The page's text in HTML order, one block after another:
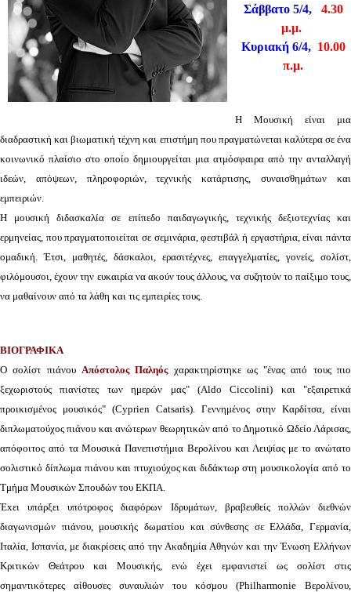
Σάββατο 5/4, 4.30
μ.μ.
Κυριακή 6/4, 10.00
π.μ.
Η Μουσική είναι μια
διαδραστική και βιωματική τέχνη και επιστήμη που πραγματώνεται καλύτερα σε ένα
κοινωνικό πλαίσιο στο οποίο δημιουργείται μια ατμόσφαιρα από την ανταλλαγή
ιδεών, απόψεων, πληροφοριών, τεχνικής κατάρτισης, συναισθημάτων και
εμπειριών.
Η μουσική διδασκαλία σε επίπεδο παιδαγωγικής, τεχνικής δεξιοτεχνίας και
ερμηνείας, που πραγματοποιείται σε σεμινάρια, φεστιβάλ ή εργαστήρια, είναι πάντα
ομαδική. Έτσι, μαθητές, δάσκαλοι, ερασιτέχνες, επαγγελματίες, γονείς, σολίστ,
φιλόμουσοι, έχουν την ευκαιρία να ακούν τους άλλους, να συζητούν το παίξιμο τους,
να μαθαίνουν από τα λάθη και τις εμπειρίες τους.
ΒΙΟΓΡΑΦΙΚΑ
Ο σολίστ πιάνου Απόστολος Παληόςχαρακτηρίστηκε ως "ένας από τους πιο
ξεχωριστούς πιανίστες των ημερών μας" (Aldo Ciccolini) και "εξαιρετικά
προικισμένος μουσικός" (Cyprien Catsaris). Γεννημένος στην Καρδίτσα, είναι
διπλωματούχος πιάνου και ανώτερων θεωρητικών από το Δημοτικό Ωδείο Λάρισας,
απόφοιτος από τα Μουσικά Πανεπιστήμια Βερολίνου και Λειψίας με το ανώτατο
σολιστικό δίπλωμα πιάνου και πτυχιούχος και διδάκτωρ στη μουσικολογία από το
Τμήμα Μουσικών Σπουδών του ΕΚΠΑ.
Έxει υπάρξει υπότροφος διαφόρων Ιδρυμάτων, βραβευθείς πολλών διεθνών
διαγωνισμών πιάνου, μουσικής δωματίου και σύνθεσης σε Ελλάδα, Γερμανία,
Ιταλία, Ισπανία, με διακρίσεις από την Ακαδημία Αθηνών και την Ένωση Ελλήνων
Κριτικών Θεάτρου και Μουσικής, ενώ έχει εμφανιστεί ως σολίστ στις
σημαντικότερες αίθουσες συναυλιών του κόσμου (Philharmonie Βερολίνου,